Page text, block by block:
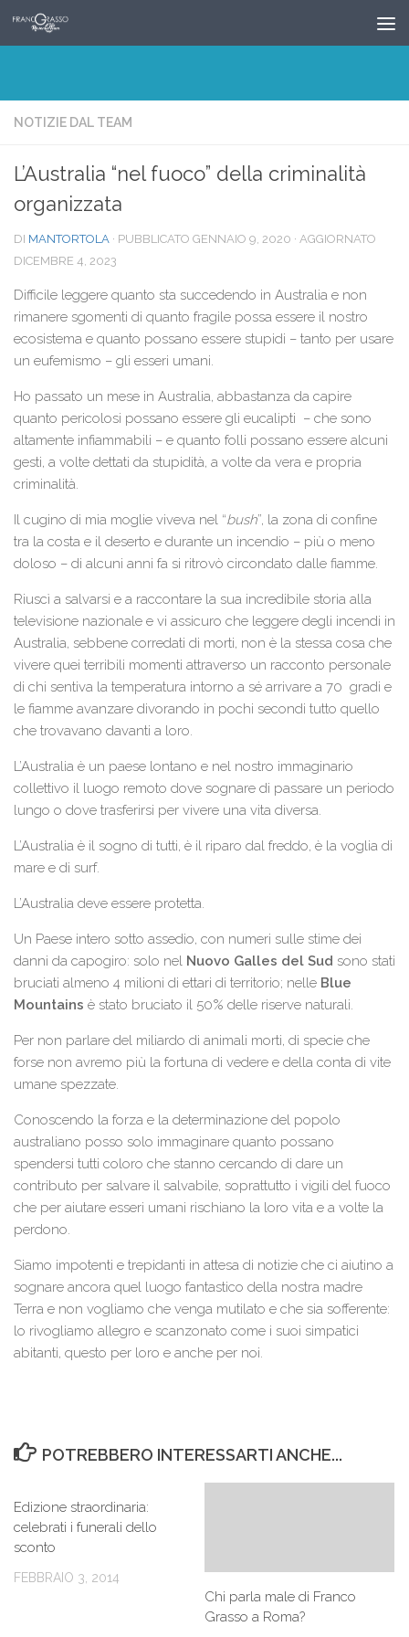
Salta al contenuto
NOTIZIE DAL TEAM
L’Australia “nel fuoco” della criminalità
organizzata
DI MANTORTOLA · PUBBLICATO GENNAIO 9, 2020 · AGGIORNATO
DICEMBRE 4, 2023
Difficile leggere quanto sta succedendo in Australia e non
rimanere sgomenti di quanto fragile possa essere il nostro
ecosistema e quanto possano essere stupidi – tanto per usare
un eufemismo – gli esseri umani.
Ho passato un mese in Australia, abbastanza da capire
quanto pericolosi possano essere gli eucalipti – che sono
altamente infiammabili – e quanto folli possano essere alcuni
gesti, a volte dettati da stupidità, a volte da vera e propria
criminalità.
Il cugino di mia moglie viveva nel “bush”, la zona di confine
tra la costa e il deserto e durante un incendio – più o meno
doloso – di alcuni anni fa si ritrovò circondato dalle fiamme.
Riuscì a salvarsi e a raccontare la sua incredibile storia alla
televisione nazionale e vi assicuro che leggere degli incendi in
Australia, sebbene corredati di morti, non è la stessa cosa che
vivere quei terribili momenti attraverso un racconto personale
di chi sentiva la temperatura intorno a sé arrivare a 70 gradi e
le fiamme avanzare divorando in pochi secondi tutto quello
che trovavano davanti a loro.
L’Australia è un paese lontano e nel nostro immaginario
collettivo il luogo remoto dove sognare di passare un periodo
lungo o dove trasferirsi per vivere una vita diversa.
L’Australia è il sogno di tutti, è il riparo dal freddo, è la voglia di
mare e di surf.
L’Australia deve essere protetta.
Un Paese intero sotto assedio, con numeri sulle stime dei
danni da capogiro: solo nel Nuovo Galles del Sud sono stati
bruciati almeno 4 milioni di ettari di territorio; nelle Blue
Mountains è stato bruciato il 50% delle riserve naturali.
Per non parlare del miliardo di animali morti, di specie che
forse non avremo più la fortuna di vedere e della conta di vite
umane spezzate.
Conoscendo la forza e la determinazione del popolo
australiano posso solo immaginare quanto possano
spendersi tutti coloro che stanno cercando di dare un
contributo per salvare il salvabile, soprattutto i vigili del fuoco
che per aiutare esseri umani rischiano la loro vita e a volte la
perdono.
Siamo impotenti e trepidanti in attesa di notizie che ci aiutino a
sognare ancora quel luogo fantastico della nostra madre
Terra e non vogliamo che venga mutilato e che sia sofferente:
lo rivogliamo allegro e scanzonato come i suoi simpatici
abitanti, questo per loro e anche per noi.
POTREBBERO INTERESSARTI ANCHE...
Edizione straordinaria:
celebrati i funerali dello
sconto
FEBBRAIO 3, 2014
Chi parla male di Franco
Grasso a Roma?